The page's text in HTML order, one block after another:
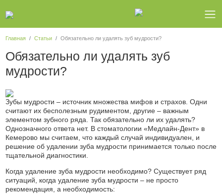
Главная Статьи Обязательно ли удалять зуб мудрости?
Обязательно ли удалять зуб
мудрости?
Зубы мудрости – источник множества мифов и страхов. Одни
считают их бесполезным рудиментом, другие – важным
элементом зубного ряда. Так обязательно ли их удалять?
Однозначного ответа нет. В стоматологии «Медлайн-Дент» в
Кемерово мы считаем, что каждый случай индивидуален, и
решение об удалении зуба мудрости принимается только после
тщательной диагностики.
Когда удаление зуба мудрости необходимо? Существует ряд
ситуаций, когда удаление зуба мудрости – не просто
рекомендация, а необходимость: